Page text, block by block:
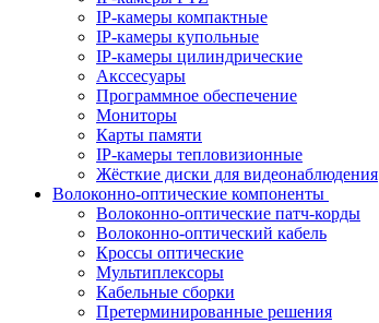
IP-камеры компактные
IP-камеры купольные
IP-камеры цилиндрические
Акссесуары
Программное обеспечение
Мониторы
Карты памяти
IP-камеры тепловизионные
Жёсткие диски для видеонаблюдения
Волоконно-оптические компоненты
Волоконно-оптические патч-корды
Волоконно-оптический кабель
Кроссы оптические
Мультиплексоры
Кабельные сборки
Претерминированные решения